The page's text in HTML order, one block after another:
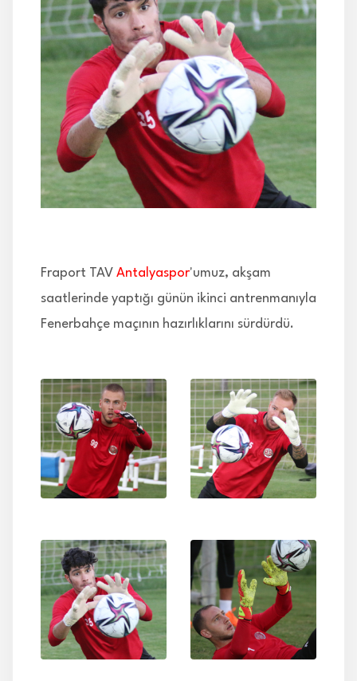
İLETİŞİM
Fraport TAV Antalyaspor'umuz, akşam
saatlerinde yaptığı günün ikinci antrenmanıyla
Fenerbahçe maçının hazırlıklarını sürdürdü.